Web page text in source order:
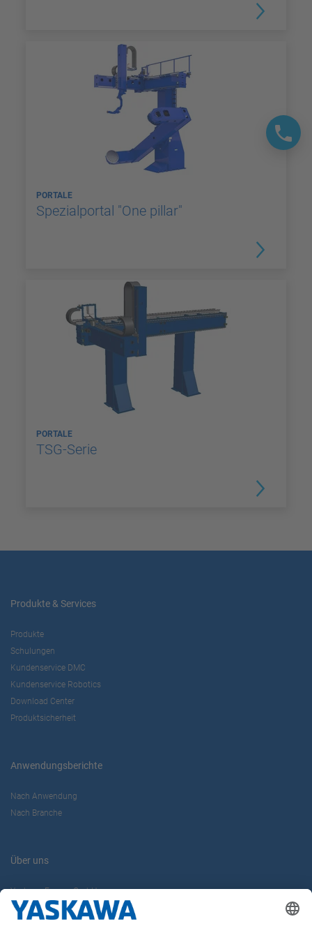
PORTALE
Spezialportal "One pillar"
PORTALE
TSG-Serie
Produkte & Services
Produkte
Schulungen
Kundenservice DMC
Kundenservice Robotics
Download Center
Produktsicherheit
Anwendungsberichte
Nach Anwendung
Nach Branche
Über uns
Yaskawa Europe GmbH
Karriere